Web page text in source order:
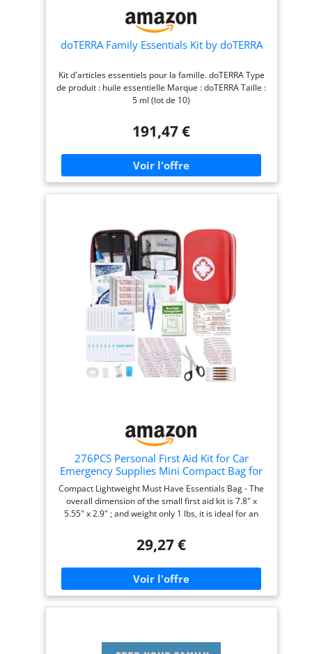
doTERRA Family Essentials Kit by doTERRA
Kit d'articles essentiels pour la famille. doTERRA Type
de produit : huile essentielle Marque : doTERRA Taille :
5 ml (lot de 10)
191,47 €
276PCS Personal First Aid Kit for Car
Emergency Supplies Mini Compact Bag for
Backpack, Basic Camping Essentials
Survival Kit for Hiking Travel AMORNING
with Scissors
Compact Lightweight Must Have Essentials Bag - The
overall dimension of the small first aid kit is 7.8" x
5.55" x 2.9" ; and weight only 1 lbs, it is ideal for an
material. Mini first aid kit is very suitable for office,
camping, hiking, and at home, and it does not take up
The EVA material, which is carefully selected, is of
premium quality, water-resistant, lightweight, strong
and durable. The water-resistant outer zipper and
29,27 €